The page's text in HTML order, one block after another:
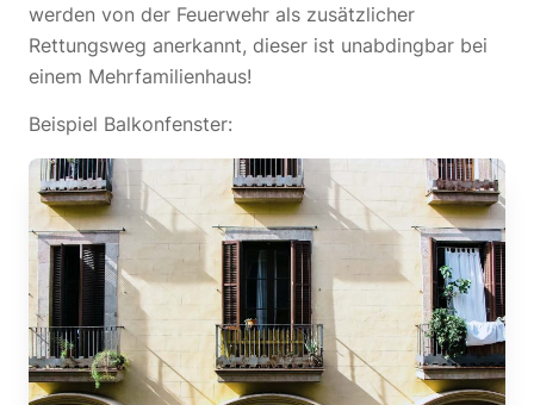
werden von der Feuerwehr als zusätzlicher
Rettungsweg anerkannt, dieser ist unabdingbar bei
einem Mehrfamilienhaus!
Beispiel Balkonfenster: